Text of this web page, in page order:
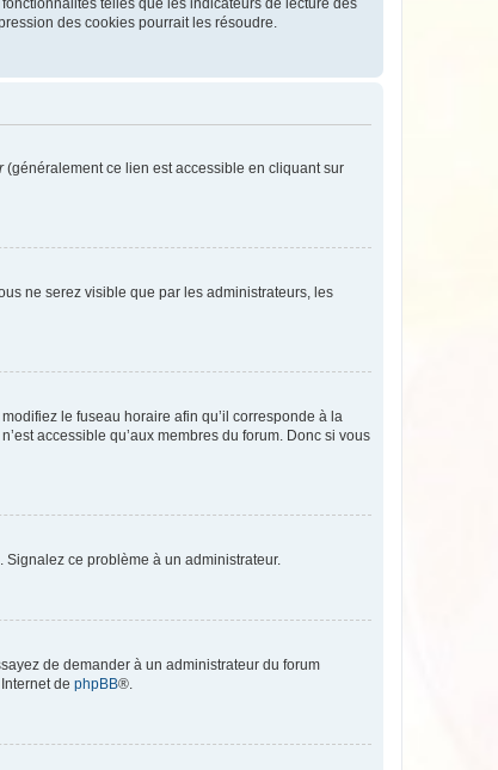
des cookies pourrait les résoudre.
(généralement ce lien est accessible en cliquant sur
ne serez visible que par les administrateurs, les
le fuseau horaire afin qu’il corresponde à la
accessible qu’aux membres du forum. Donc si vous
Signalez ce problème à un administrateur.
de demander à un administrateur du forum
de phpBB®.